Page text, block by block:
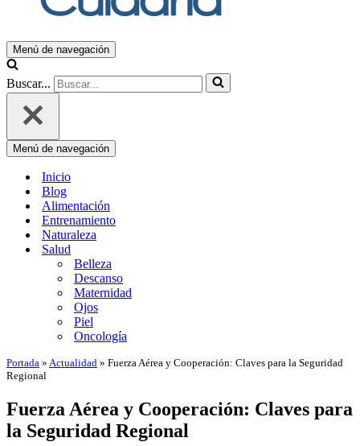
Menú de navegación
Buscar...
Menú de navegación
Inicio
Blog
Alimentación
Entrenamiento
Naturaleza
Salud
Belleza
Descanso
Maternidad
Ojos
Piel
Oncología
Portada » Actualidad » Fuerza Aérea y Cooperación: Claves para la Seguridad
Regional
Fuerza Aérea y Cooperación: Claves para
la Seguridad Regional